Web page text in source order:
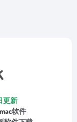
更新
软件